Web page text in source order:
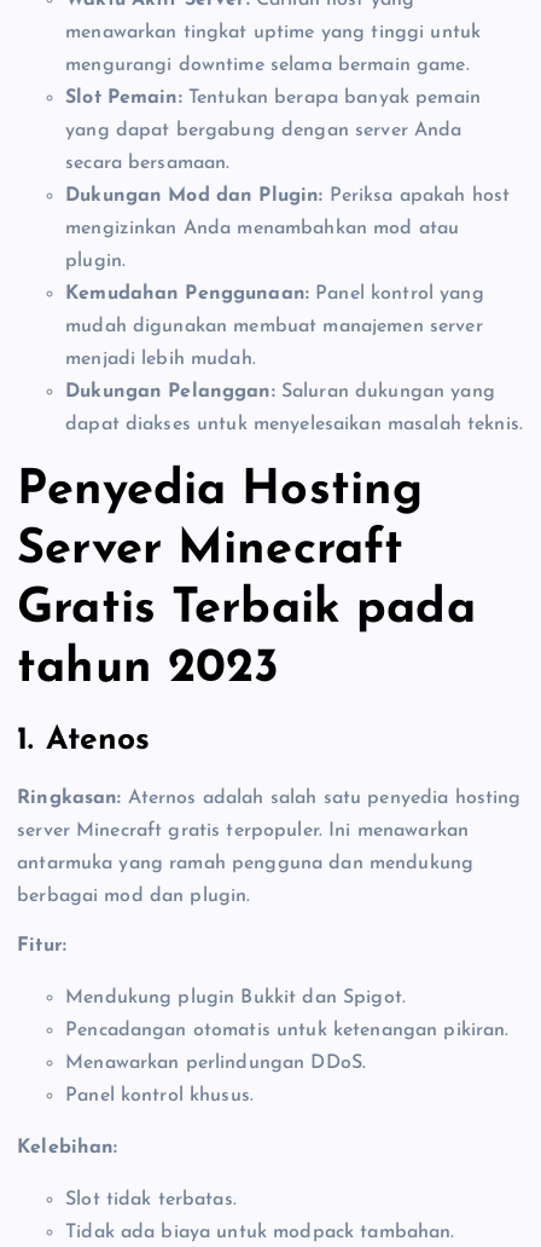
menawarkan tingkat uptime yang tinggi untuk
mengurangi downtime selama bermain game.
Slot Pemain:Tentukan berapa banyak pemain
yang dapat bergabung dengan server Anda
secara bersamaan.
Dukungan Mod dan Plugin: Periksa apakah host
mengizinkan Anda menambahkan mod atau
plugin.
Kemudahan Penggunaan: Panel kontrol yang
mudah digunakan membuat manajemen server
menjadi lebih mudah.
Dukungan Pelanggan:Saluran dukungan yang
dapat diakses untuk menyelesaikan masalah teknis.
Penyedia Hosting
Server Minecraft
Gratis Terbaik pada
tahun 2023
1. Atenos
Ringkasan: Aternos adalah salah satu penyedia hosting
server Minecraft gratis terpopuler. Ini menawarkan
antarmuka yang ramah pengguna dan mendukung
berbagai mod dan plugin.
Fitur:
Mendukung plugin Bukkit dan Spigot.
Pencadangan otomatis untuk ketenangan pikiran.
Menawarkan perlindungan DDoS.
Panel kontrol khusus.
Kelebihan:
Slot tidak terbatas.
Tidak ada biaya untuk modpack tambahan.